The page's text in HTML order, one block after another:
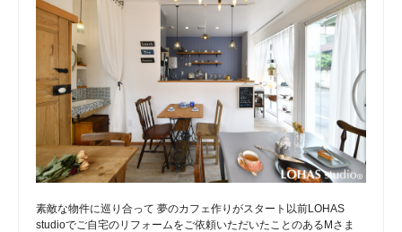
素敵な物件に巡り合って 夢のカフェ作りがスタート以前LOHAS
studioでご自宅のリフォームをご依頼いただいたことのあるMさま